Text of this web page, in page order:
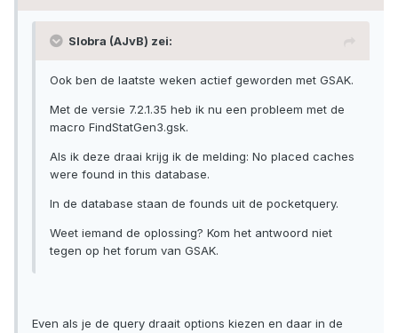
Slobra (AJvB) zei:
Ook ben de laatste weken actief geworden met GSAK.
Met de versie 7.2.1.35 heb ik nu een probleem met de
macro FindStatGen3.gsk.
Als ik deze draai krijg ik de melding: No placed caches
were found in this database.
In de database staan de founds uit de pocketquery.
Weet iemand de oplossing? Kom het antwoord niet
tegen op het forum van GSAK.
Even als je de query draait options kiezen en daar in de